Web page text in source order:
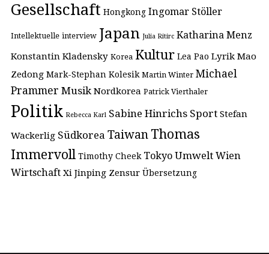
Gesellschaft Hongkong Ingomar Stöller
Intellektuelle interview Japan Julia Ritirc Katharina Menz
Konstantin Kladensky Korea Kultur Lea Pao Lyrik Mao
Zedong Mark-Stephan Kolesik Martin Winter Michael
Prammer Musik Nordkorea Patrick Vierthaler
Politik Rebecca Karl Sabine Hinrichs Sport Stefan
Wackerlig Südkorea Taiwan Thomas
Immervoll Timothy Cheek Tokyo Umwelt Wien
Wirtschaft Xi Jinping Zensur Übersetzung